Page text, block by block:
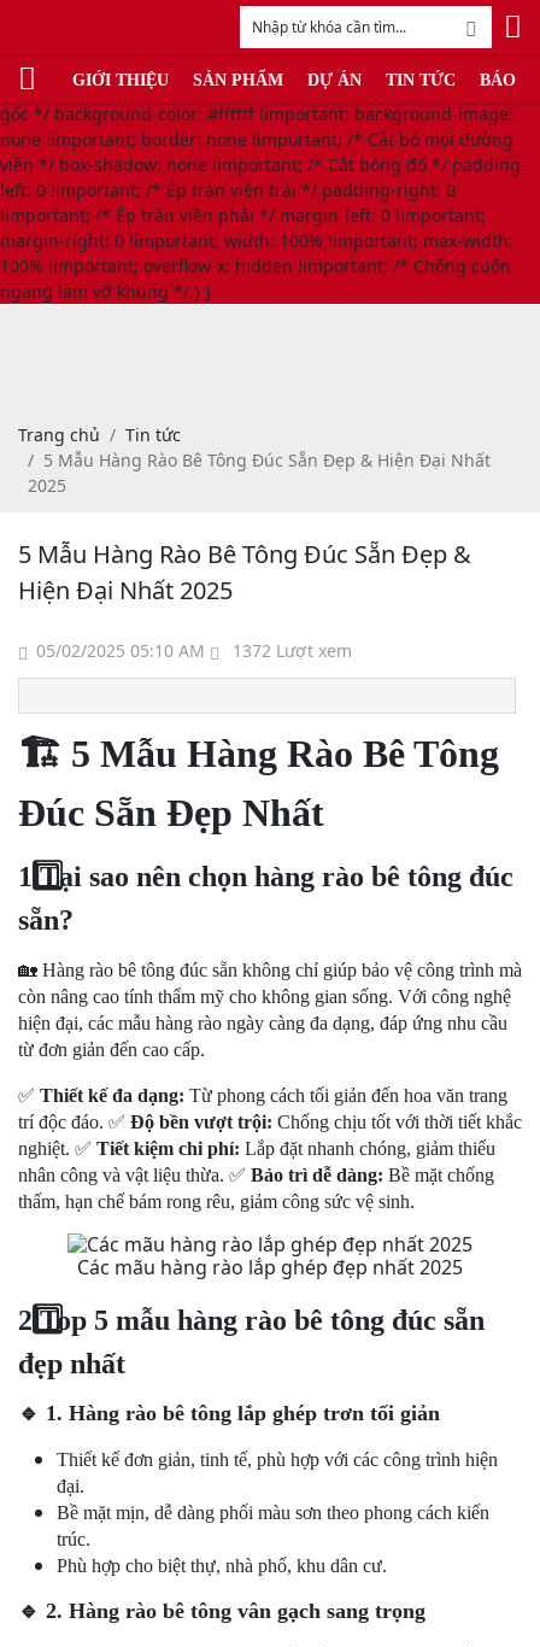
/* LỆNH TRIỆT TIÊU VIỀN ĐỎ TOÀN MẶT TRẬN (MOBILE) */
@media only screen and (max-width: 768px) { body, html, #page,
#wrapper, .wrapper, .container, .main-container, .body-wrap,
.page-wrapper { background: #ffffff !important; /* Xóa sổ màu nền
gốc */ background-color: #ffffff !important; background-image:
none !important; border: none !important; /* Cắt bỏ mọi đường
viền */ box-shadow: none !important; /* Cắt bóng đổ */ padding-
left: 0 !important; /* Ép tràn viền trái */ padding-right: 0
!important; /* Ép tràn viền phải */ margin-left: 0 !important;
margin-right: 0 !important; width: 100% !important; max-width:
100% !important; overflow-x: hidden !important; /* Chống cuộn
ngang làm vỡ khung */ } }
GIỚI THIỆU SẢN PHẨM DỰ ÁN TIN TỨC BÁO
Trang chủ
Tin tức
5 Mẫu Hàng Rào Bê Tông Đúc Sẵn Đẹp & Hiện Đại Nhất
2025
5 Mẫu Hàng Rào Bê Tông Đúc Sẵn Đẹp &
Hiện Đại Nhất 2025
05/02/2025 05:10 AM 1372 Lượt xem
🏗 ️ 5 Mẫu Hàng Rào Bê Tông
Đúc Sẵn Đẹp Nhất
1️ Tại sao nên chọn hàng rào bê tông đúc
sẵn?
🏡 Hàng rào bê tông đúc sẵn không chỉ giúp bảo vệ công trình mà
còn nâng cao tính thẩm mỹ cho không gian sống. Với công nghệ
hiện đại, các mẫu hàng rào ngày càng đa dạng, đáp ứng nhu cầu
từ đơn giản đến cao cấp.
✅ Thiết kế đa dạng: Từ phong cách tối giản đến hoa văn trang
trí độc đáo. ✅ Độ bền vượt trội: Chống chịu tốt với thời tiết khắc
nghiệt. ✅ Tiết kiệm chi phí: Lắp đặt nhanh chóng, giảm thiểu
nhân công và vật liệu thừa. ✅ Bảo trì dễ dàng: Bề mặt chống
thấm, hạn chế bám rong rêu, giảm công sức vệ sinh.
Các mãu hàng rào lắp ghép đẹp nhất 2025
2️ Top 5 mẫu hàng rào bê tông đúc sẵn
đẹp nhất
🔹 1. Hàng rào bê tông lắp ghép trơn tối giản
Thiết kế đơn giản, tinh tế, phù hợp với các công trình hiện
đại.
Bề mặt mịn, dễ dàng phối màu sơn theo phong cách kiến
trúc.
Phù hợp cho biệt thự, nhà phố, khu dân cư.
🔹 2. Hàng rào bê tông vân gạch sang trọng